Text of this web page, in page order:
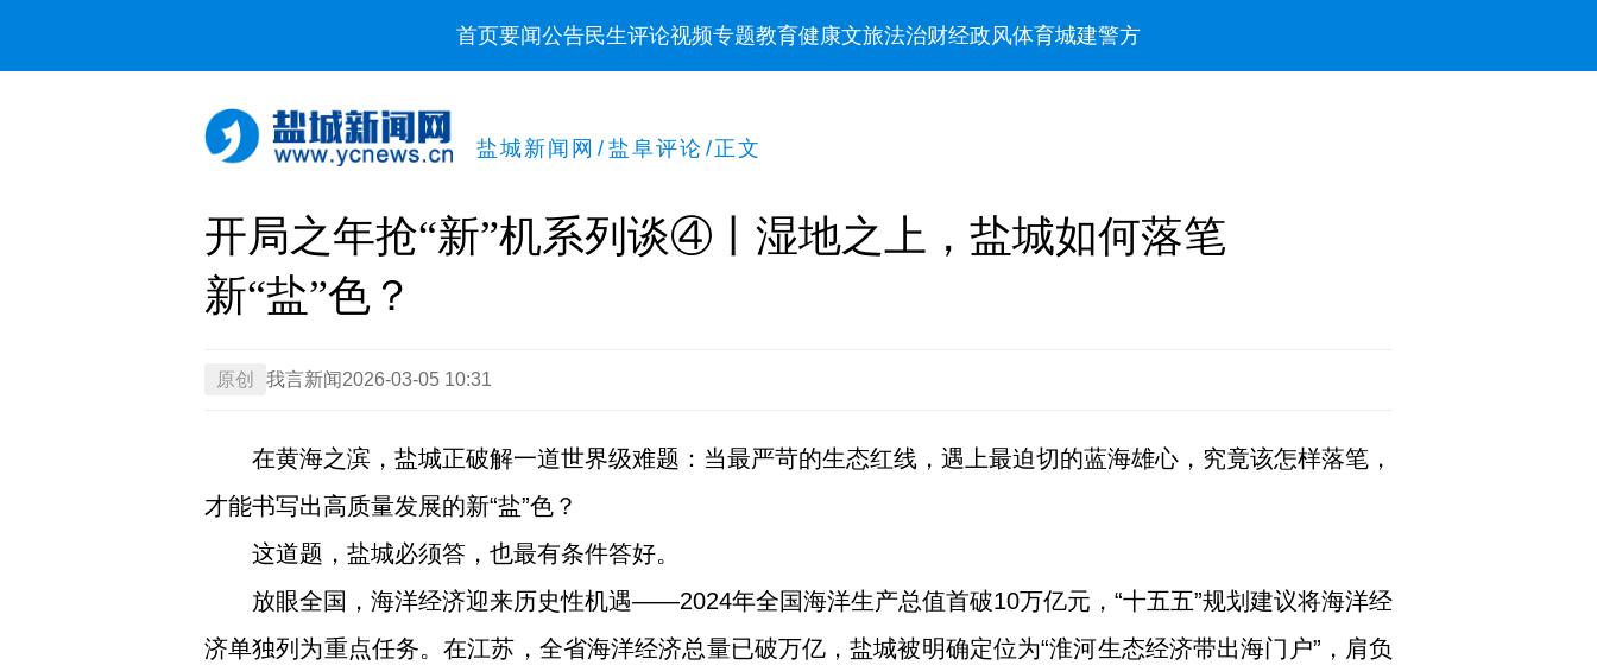
首页要闻公告民生评论视频专题教育健康文旅法治财经政风体育城建警方
盐城新闻网 / 盐阜评论 /正文
开局之年抢“新”机系列谈④丨湿地之上，盐城如何落笔
新“盐”色？
原创 我言新闻 2026-03-05 10:31
在黄海之滨，盐城正破解一道世界级难题：当最严苛的生态红线，遇上最迫切的蓝海雄心，究竟该怎样落笔，
才能书写出高质量发展的新“盐”色？
这道题，盐城必须答，也最有条件答好。
放眼全国，海洋经济迎来历史性机遇——2024年全国海洋生产总值首破10万亿元，“十五五”规划建议将海洋经
济单独列为重点任务。在江苏，全省海洋经济总量已破万亿，盐城被明确定位为“淮河生态经济带出海门户”，肩负